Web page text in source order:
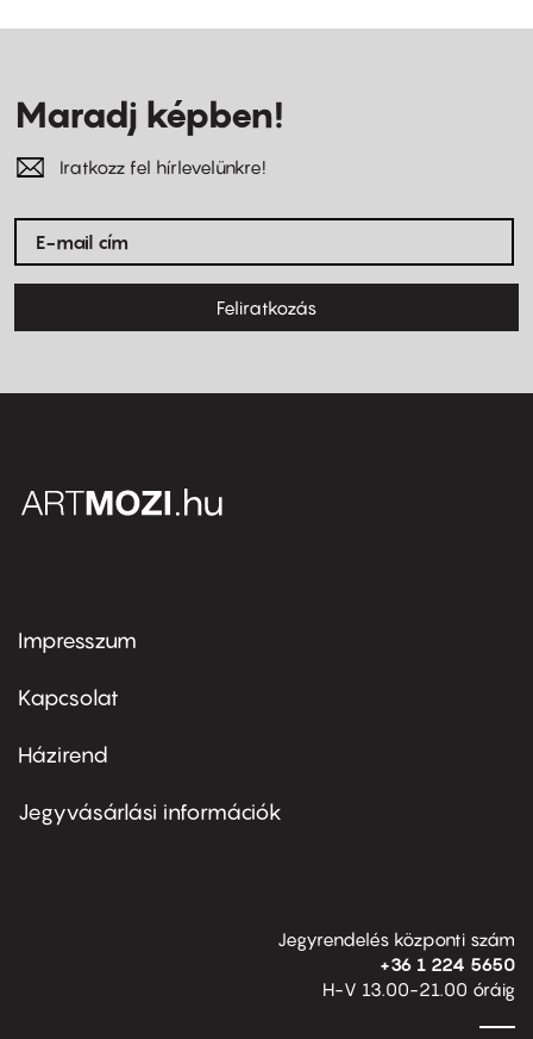
Maradj képben!
Iratkozz fel hírlevelünkre!
Feliratkozás
Footer
first
Impresszum
Kapcsolat
Footer
second
Házirend
Jegyvásárlási információk
Jegyrendelés központi szám
+36 1 224 5650
H-V 13.00-21.00 óráig